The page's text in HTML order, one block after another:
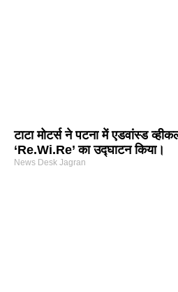
टाटा मोटर्स ने पटना में एडवांस्ड
‘Re.Wi.Re’ का उद्घाटन किया।
News Desk Jagran